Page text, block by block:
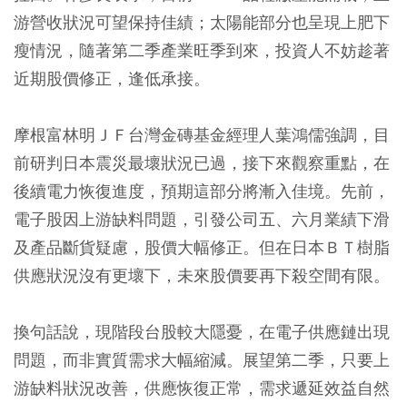
游營收狀況可望保持佳績；太陽能部分也呈現上肥下
瘦情況，隨著第二季產業旺季到來，投資人不妨趁著
近期股價修正，逢低承接。
摩根富林明ＪＦ台灣金磚基金經理人葉鴻儒強調，目
前研判日本震災最壞狀況已過，接下來觀察重點，在
後續電力恢復進度，預期這部分將漸入佳境。先前，
電子股因上游缺料問題，引發公司五、六月業績下滑
及產品斷貨疑慮，股價大幅修正。但在日本ＢＴ樹脂
供應狀況沒有更壞下，未來股價要再下殺空間有限。
換句話說，現階段台股較大隱憂，在電子供應鏈出現
問題，而非實質需求大幅縮減。展望第二季，只要上
游缺料狀況改善，供應恢復正常，需求遞延效益自然